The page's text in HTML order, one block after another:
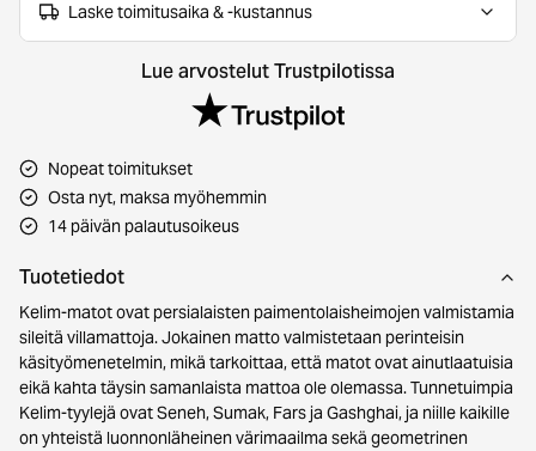
Laske toimitusaika & -kustannus
Lue arvostelut Trustpilotissa
Nopeat toimitukset
Osta nyt, maksa myöhemmin
14 päivän palautusoikeus
Tuotetiedot
Kelim-matot ovat persialaisten paimentolaisheimojen valmistamia
sileitä villamattoja. Jokainen matto valmistetaan perinteisin
käsityömenetelmin, mikä tarkoittaa, että matot ovat ainutlaatuisia
eikä kahta täysin samanlaista mattoa ole olemassa. Tunnetuimpia
Kelim-tyylejä ovat Seneh, Sumak, Fars ja Gashghai, ja niille kaikille
on yhteistä luonnonläheinen värimaailma sekä geometrinen